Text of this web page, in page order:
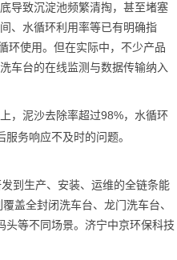
导致沉淀池频繁清掏，甚至堵塞
、水循环利用率等已有明确指
环使用。但在实际中，不少产品
车台的在线监测与数据传输纳入
，泥沙去除率超过98%，水循环
务响应不及时的问题。
到生产、安装、运维的全链条能
盖全封闭洗车台、龙门洗车台、
头等不同场景。济宁中京环保科技